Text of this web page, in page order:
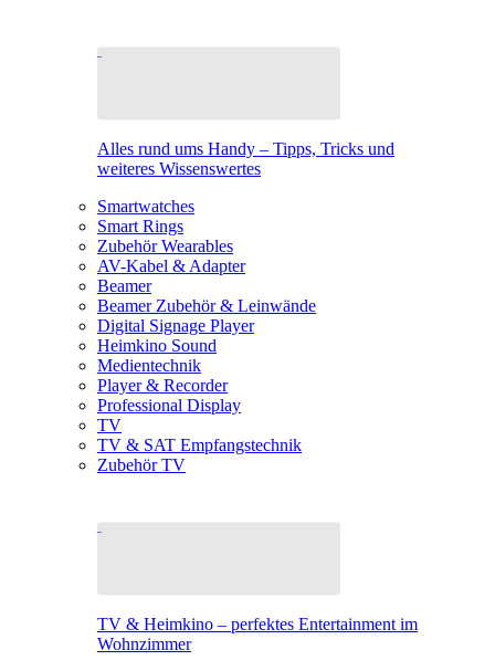
Alles rund ums Handy – Tipps, Tricks und
weiteres Wissenswertes
Smartwatches
Smart Rings
Zubehör Wearables
AV-Kabel & Adapter
Beamer
Beamer Zubehör & Leinwände
Digital Signage Player
Heimkino Sound
Medientechnik
Player & Recorder
Professional Display
TV
TV & SAT Empfangstechnik
Zubehör TV
TV & Heimkino – perfektes Entertainment im
Wohnzimmer